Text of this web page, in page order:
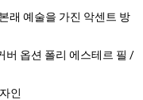
래 예술을 가진 악센트 방
버 옵션 폴리 에스테르 필 /
인